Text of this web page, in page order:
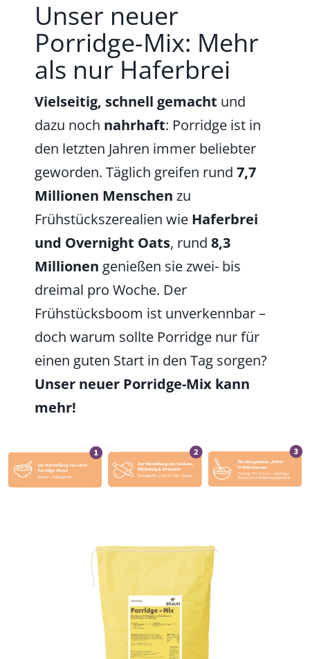
Unser neuer
Porridge-Mix: Mehr
als nur Haferbrei
Vielseitig, schnell gemacht und
dazu noch nahrhaft: Porridge ist in
den letzten Jahren immer beliebter
geworden. Täglich greifen rund 7,7
Millionen Menschen zu
Frühstückszerealien wie Haferbrei
und Overnight Oats, rund 8,3
Millionen genießen sie zwei- bis
dreimal pro Woche. Der
Frühstücksboom ist unverkennbar –
doch warum sollte Porridge nur für
einen guten Start in den Tag sorgen?
Unser neuer Porridge-Mix kann
mehr!